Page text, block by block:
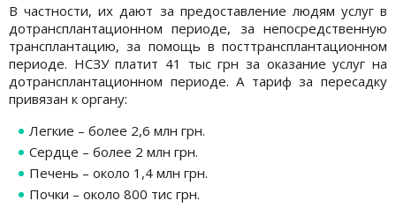
В частности, их дают за предоставление людям услуг в
дотрансплантационном периоде, за непосредственную
трансплантацию, за помощь в посттрансплантационном
периоде. НСЗУ платит 41 тыс грн за оказание услуг на
дотрансплантационном периоде. А тариф за пересадку
привязан к органу:
Легкие – более 2,6 млн грн.
Сердце – более 2 млн грн.
Печень – около 1,4 млн грн.
Почки – около 800 тис грн.